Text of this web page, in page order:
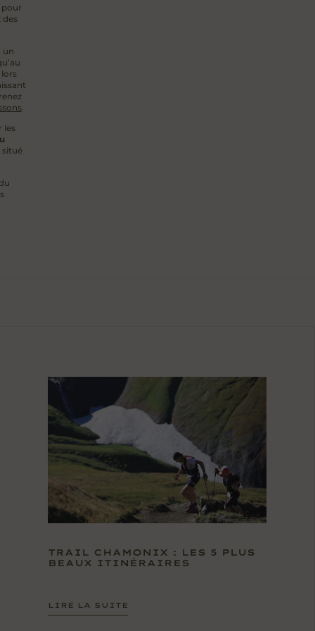
pour
des
un
lors
.
les
situé
TRAIL CHAMONIX : LES 5 PLUS
BEAUX ITINÉRAIRES
LIRE LA SUITE